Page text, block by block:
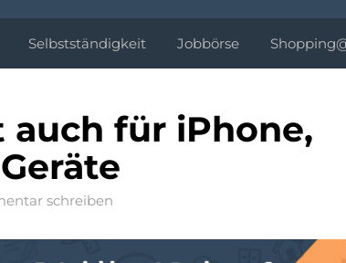
Selbstständigkeit Jobbörse
für iPhone,
schreiben